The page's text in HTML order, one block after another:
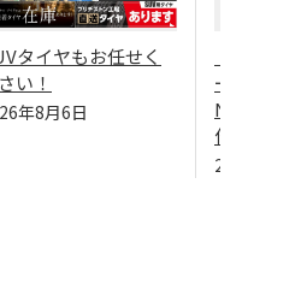
タイヤもお任せく
い！
年8月6日
ールダー
NKE165G)
作業（
2026年8月